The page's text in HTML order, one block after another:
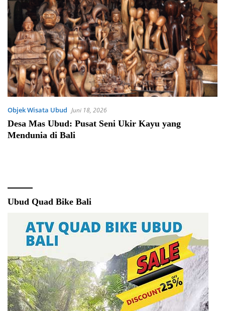
Objek Wisata Ubud Juni 18, 2026
Desa Mas Ubud: Pusat Seni Ukir Kayu yang
Mendunia di Bali
Ubud Quad Bike Bali